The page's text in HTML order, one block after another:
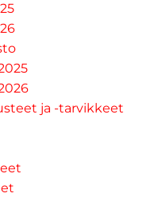
ja -tarvikkeet